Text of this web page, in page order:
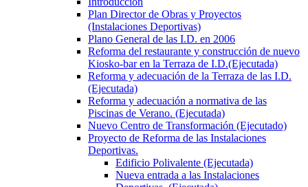
Plan Director de Obras y Proyectos
(Instalaciones Deportivas)
Plano General de las I.D. en 2006
Reforma del restaurante y construcción de nuevo
Kiosko-bar en la Terraza de I.D.(Ejecutada)
Reforma y adecuación de la Terraza de las I.D.
(Ejecutada)
Reforma y adecuación a normativa de las
Piscinas de Verano. (Ejecutada)
Nuevo Centro de Transformación (Ejecutado)
Proyecto de Reforma de las Instalaciones
Deportivas.
Edificio Polivalente (Ejecutada)
Nueva entrada a las Instalaciones